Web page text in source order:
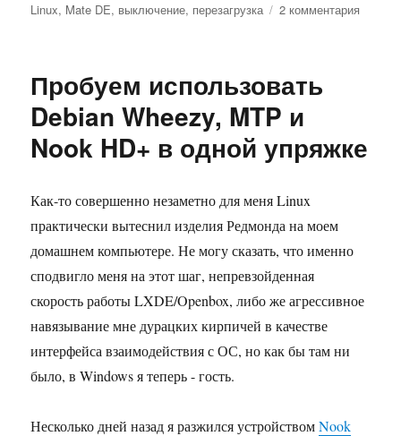
Linux, Mate DE, выключение, перезагрузка 2 комментария
Jessie
под
Пробуем использовать
Debian Wheezy, MTP и
Nook HD+ в одной упряжке
Как-то совершенно незаметно для меня Linux
практически вытеснил изделия Редмонда на моем
домашнем компьютере. Не могу сказать, что именно
сподвигло меня на этот шаг, непревзойденная
скорость работы LXDE/Openbox, либо же агрессивное
навязывание мне дурацких кирпичей в качестве
интерфейса взаимодействия с ОС, но как бы там ни
было, в Windows я теперь - гость.
Несколько дней назад я разжился устройствомNook